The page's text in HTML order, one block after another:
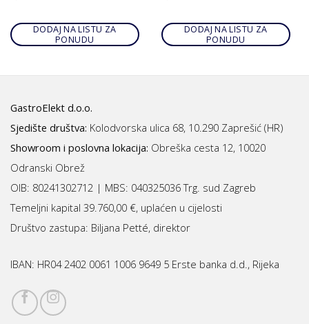
DODAJ NA LISTU ZA
PONUDU
DODAJ NA LISTU ZA
PONUDU
GastroElekt d.o.o.
Sjedište društva: Kolodvorska ulica 68, 10.290 Zaprešić (HR)
Showroom i poslovna lokacija: Obreška cesta 12, 10020
Odranski Obrež
OIB: 80241302712 | MBS: 040325036 Trg. sud Zagreb
Temeljni kapital 39.760,00 €, uplaćen u cijelosti
Društvo zastupa: Biljana Petté, direktor
IBAN: HR04 2402 0061 1006 9649 5 Erste banka d.d., Rijeka